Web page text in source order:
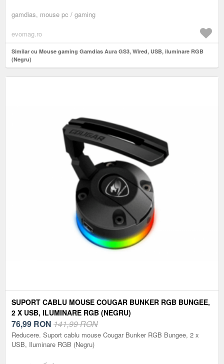
gamdias, mouse pc / gaming
evomag.ro
Similar cu Mouse gaming Gamdias Aura GS3, Wired, USB, iluminare RGB
(Negru)
SUPORT CABLU MOUSE COUGAR BUNKER RGB BUNGEE,
2 X USB, ILUMINARE RGB (NEGRU)
76,99 RON 141,99 RON
Reducere. Suport cablu mouse Cougar Bunker RGB Bungee, 2 x
USB, Iluminare RGB (Negru)